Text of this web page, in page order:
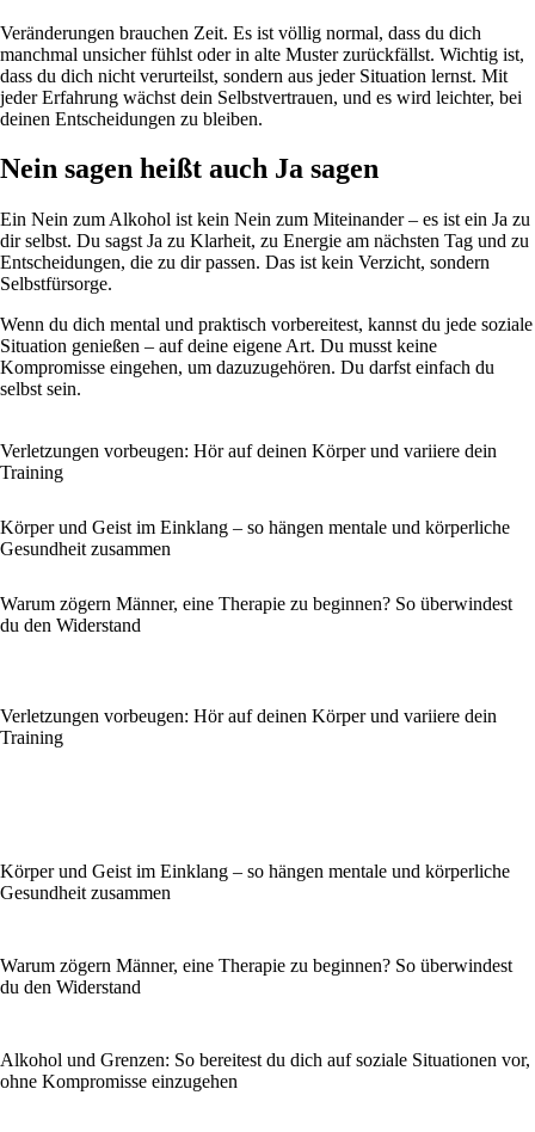
Veränderungen brauchen Zeit. Es ist völlig normal, dass du dich
manchmal unsicher fühlst oder in alte Muster zurückfällst. Wichtig ist,
dass du dich nicht verurteilst, sondern aus jeder Situation lernst. Mit
jeder Erfahrung wächst dein Selbstvertrauen, und es wird leichter, bei
deinen Entscheidungen zu bleiben.
Nein sagen heißt auch Ja sagen
Ein Nein zum Alkohol ist kein Nein zum Miteinander – es ist ein Ja zu
dir selbst. Du sagst Ja zu Klarheit, zu Energie am nächsten Tag und zu
Entscheidungen, die zu dir passen. Das ist kein Verzicht, sondern
Selbstfürsorge.
Wenn du dich mental und praktisch vorbereitest, kannst du jede soziale
Situation genießen – auf deine eigene Art. Du musst keine
Kompromisse eingehen, um dazuzugehören. Du darfst einfach du
selbst sein.
Verletzungen vorbeugen: Hör auf deinen Körper und variiere dein
Training
Körper und Geist im Einklang – so hängen mentale und körperliche
Gesundheit zusammen
Warum zögern Männer, eine Therapie zu beginnen? So überwindest
du den Widerstand
Verletzungen vorbeugen: Hör auf deinen Körper und variiere dein
Training
Körper und Geist im Einklang – so hängen mentale und körperliche
Gesundheit zusammen
Warum zögern Männer, eine Therapie zu beginnen? So überwindest
du den Widerstand
Alkohol und Grenzen: So bereitest du dich auf soziale Situationen vor,
ohne Kompromisse einzugehen